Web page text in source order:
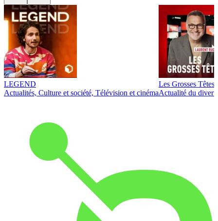
LEGEND
Actualités, Culture et société, Télévision et cinéma
Les Grosses Têtes
Actualité du